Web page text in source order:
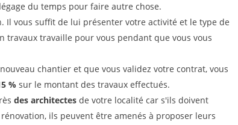
du temps pour faire autre chose.
Il vous suffit de lui présenter votre activité et le type de
travaux travaille pour vous pendant que vous vous
chantier et que vous validez votre contrat, vous
% sur le montant des travaux effectués.
des architectes de votre localité car s'ils doivent
ils peuvent être amenés à proposer leurs